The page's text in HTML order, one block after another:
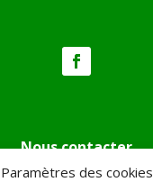
Paramètres des cookies
Nous contacter
Tél :04.95.36.24.02